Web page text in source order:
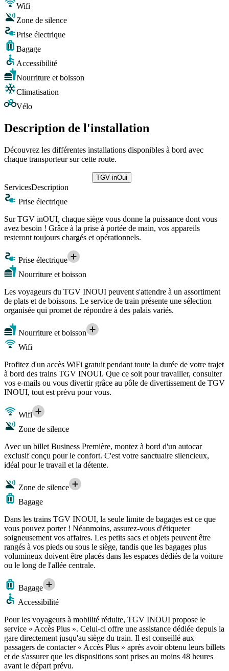
Wifi
Zone de silence
Prise électrique
Bagage
Accessibilité
Nourriture et boisson
Climatisation
Vélo
Description de l'installation
Découvrez les différentes installations disponibles à bord avec
chaque transporteur sur cette route.
TGV inOui
ServicesDescription
Prise électrique
Sur TGV inOUI, chaque siège vous donne la puissance dont vous
avez besoin ! Grâce à la prise à portée de main, vos appareils
resteront toujours chargés et opérationnels.
Prise électrique
Nourriture et boisson
Les voyageurs du TGV INOUI peuvent s'attendre à un assortiment
de plats et de boissons. Le service de train présente une sélection
organisée qui promet de répondre à des palais variés.
Nourriture et boisson
Wifi
Profitez d'un accès WiFi gratuit pendant toute la durée de votre trajet
à bord des trains TGV INOUI. Que ce soit pour travailler, consulter
vos e-mails ou vous divertir grâce au pôle de divertissement de TGV
INOUI, tout est prévu pour vous.
Wifi
Zone de silence
Avec un billet Business Première, montez à bord d'un autocar
exclusif conçu pour le confort. C'est votre sanctuaire silencieux,
idéal pour le travail et la détente.
Zone de silence
Bagage
Dans les trains TGV INOUI, la seule limite de bagages est ce que
vous pouvez porter ! Néanmoins, assurez-vous d'étiqueter
soigneusement vos affaires. Les petits sacs et objets peuvent être
rangés à vos pieds ou sous le siège, tandis que les bagages plus
volumineux doivent être placés dans les espaces dédiés de la voiture
ou le long de l'allée centrale.
Bagage
Accessibilité
Pour les voyageurs à mobilité réduite, TGV INOUI propose le
service « Accès Plus ». Celui-ci offre une assistance dédiée depuis la
gare directement jusqu'au siège du train. Il est conseillé aux
passagers de contacter « Accès Plus » après avoir obtenu leurs billets
et de s'assurer que les dispositions sont prises au moins 48 heures
avant le départ prévu.